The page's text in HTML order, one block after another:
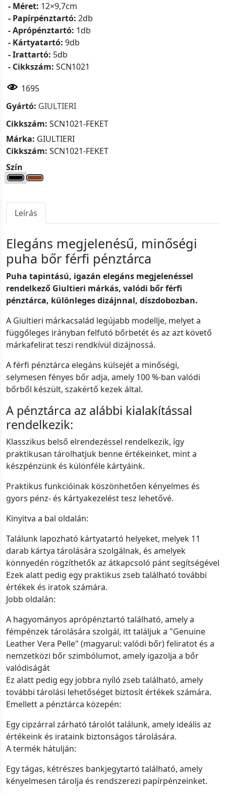
- Méret: 12×9,7cm
- Papírpénztartó: 2db
- Aprópénztartó: 1db
- Kártyatartó: 9db
- Irattartó: 5db
- Cikkszám: SCN1021
1695
Gyártó: GIULTIERI
Cikkszám: SCN1021-FEKET
Márka: GIULTIERI
Cikkszám: SCN1021-FEKET
Szín
Leírás
Elegáns megjelenésű, minőségi
puha bőr férfi pénztárca
Puha tapintású, igazán elegáns megjelenéssel
rendelkező Giultieri márkás, valódi bőr férfi
pénztárca, különleges dizájnnal, díszdobozban.
A Giultieri márkacsalád legújabb modellje, melyet a
függőleges irányban felfutó bőrbetét és az azt követő
márkafelirat teszi rendkívül dizájnossá.
A férfi pénztárca elegáns külsejét a minőségi,
selymesen fényes bőr adja, amely 100 %-ban valódi
bőrből készült, szakértő kezek által.
A pénztárca az alábbi kialakítással
rendelkezik:
Klasszikus belső elrendezéssel rendelkezik, így
praktikusan tárolhatjuk benne értékeinket, mint a
készpénzünk és különféle kártyáink.
Praktikus funkcióinak köszönhetően kényelmes és
gyors pénz- és kártyakezelést tesz lehetővé.
Kinyitva a bal oldalán:
Találunk lapozható kártyatartó helyeket, melyek 11
darab kártya tárolására szolgálnak, és amelyek
könnyedén rögzíthetők az átkapcsoló pánt segítségével
Ezek alatt pedig egy praktikus zseb található további
értékek és iratok számára.
Jobb oldalán:
A hagyományos aprópénztartó található, amely a
fémpénzek tárolására szolgál, itt találjuk a "Genuine
Leather Vera Pelle" (magyarul: valódi bőr) feliratot és a
nemzetközi bőr szimbólumot, amely igazolja a bőr
valódiságát
Ez alatt pedig egy jobbra nyíló zseb található, amely
további tárolási lehetőséget biztosít értékek számára.
Emellett a pénztárca közepén:
Egy cipzárral zárható tárolót találunk, amely ideális az
értékeink és irataink biztonságos tárolására.
A termék hátulján:
Egy tágas, kétrészes bankjegytartó található, amely
kényelmesen tárolja és rendszerezi papírpénzeinket.